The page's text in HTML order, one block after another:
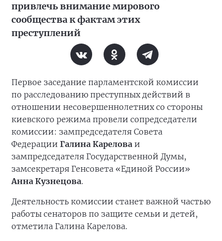
привлечь внимание мирового
сообщества к фактам этих
преступлений
Первое заседание парламентской комиссии
по расследованию преступных действий в
отношении несовершеннолетних со стороны
киевского режима провели сопредседатели
комиссии: зампредседателя Совета
Федерации Галина Карелова и
зампредседателя Государственной Думы,
замсекретаря Генсовета «Единой России»
Анна Кузнецова.
Деятельность комиссии станет важной частью
работы сенаторов по защите семьи и детей,
отметила Галина Карелова.